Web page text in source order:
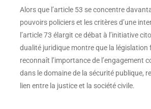
Alors que l’article 53 se concentre
pouvoirs policiers et les critères d’une
l’article 73 élargit ce débat à l’initiative
dualité juridique montre que la législation
reconnaît l’importance de l’engagement
dans le domaine de la sécurité publique,
lien entre la justice et la société civile.